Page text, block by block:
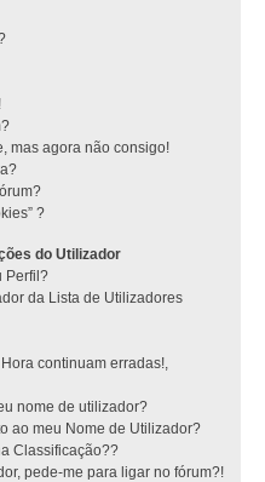
mas agora não consigo!
?
do Utilizador
Perfil?
da Lista de Utilizadores
continuam erradas!,
nome de utilizador?
ao meu Nome de Utilizador?
Classificação??
pede-me para ligar no fórum?!